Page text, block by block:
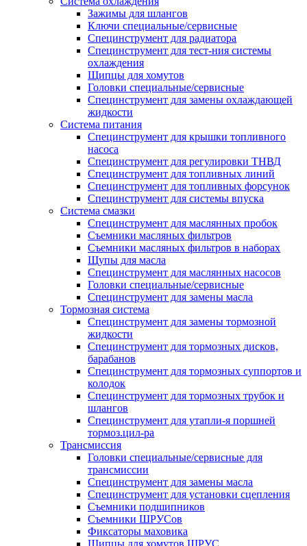
Зажимы для шлангов
Ключи специальные/сервисные
Специнструмент для радиатора
Специнструмент для тест-ния системы
охлаждения
Щипцы для хомутов
Головки специальные/сервисные
Специнструмент для замены охлаждающей
жидкости
Система питания
Специнструмент для крышки топливного
насоса
Специнструмент для регулировки ТНВД
Специнструмент для топливных линий
Специнструмент для топливных форсунок
Специнструмент для системы впуска
Система смазки
Специнструмент для маслянных пробок
Съемники масляных фильтров
Съемники масляных фильтров в наборах
Щупы для масла
Специнструмент для маслянных насосов
Головки специальные/сервисные
Специнструмент для замены масла
Тормозная система
Специнструмент для замены тормозной
жидкости
Специнструмент для тормозных дисков,
барабанов
Специнструмент для тормозных суппортов и
колодок
Специнструмент для тормозных трубок и
шлангов
Специнструмент для утапли-я поршней
тормоз.цил-ра
Трансмиссия
Головки специальные/сервисные для
трансмиссии
Специнструмент для замены масла
Специнструмент для установки сцепления
Съемники подшипников
Съемники ШРУСов
Фиксаторы маховика
Щипцы для хомутов ШРУС